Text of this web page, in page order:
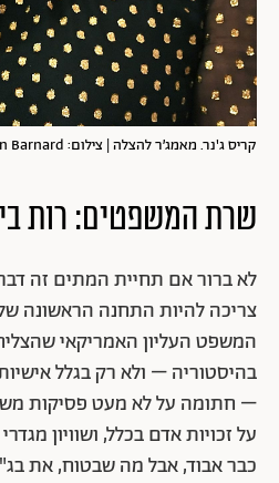
קריס ג'נר. מאמג׳ר להצלה | צילום: GettyImages/Neilson Barnard
שרת המשפטים: רות
לא ברור אם תחיית המתים זה
צריכה להיות התחנה הראשונה
המשפט העליון האמריקאי
בהיסטוריה – ולא רק בגלל
– חתומה על לא מעט פסיקות
על זכויות אדם בכלל, ושוויון
כבר אבוד, אבל מה שבטוח, את